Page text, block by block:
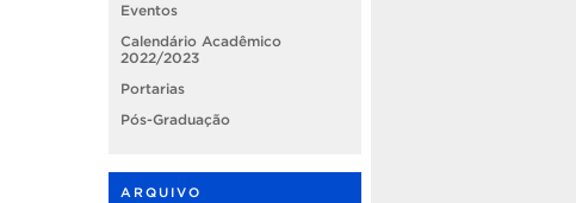
Eventos
Calendário Acadêmico
2022/2023
Portarias
Pós-Graduação
ARQUIVO